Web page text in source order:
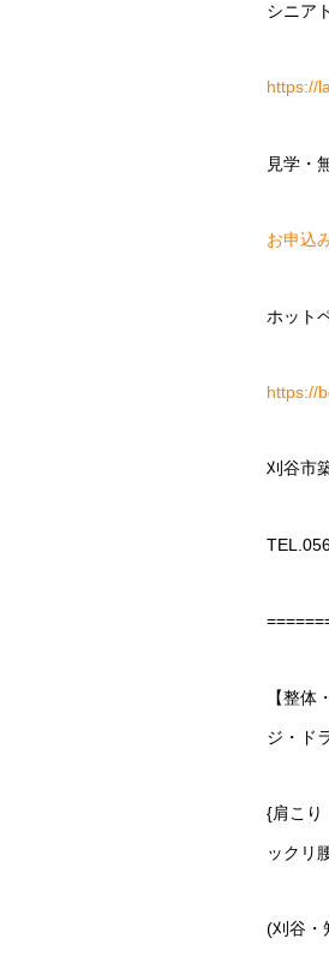
シニア
https://
見学・
お申込
ホット
https://
刈谷市
【整
ジ・ド
{肩こ
ックリ
(刈谷・